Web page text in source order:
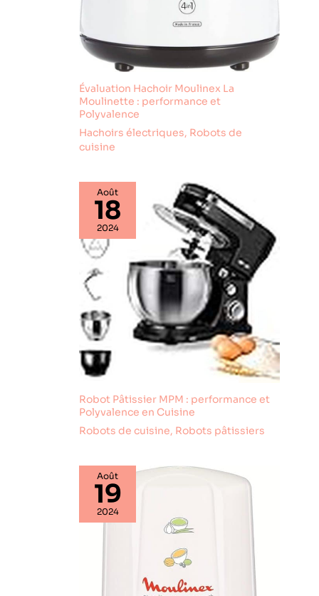
Évaluation Hachoir Moulinex La
Moulinette : performance et
Polyvalence
Hachoirs électriques, Robots de
cuisine
Août
18
2024
Robot Pâtissier MPM : performance et
Polyvalence en Cuisine
Robots de cuisine, Robots pâtissiers
Août
19
2024